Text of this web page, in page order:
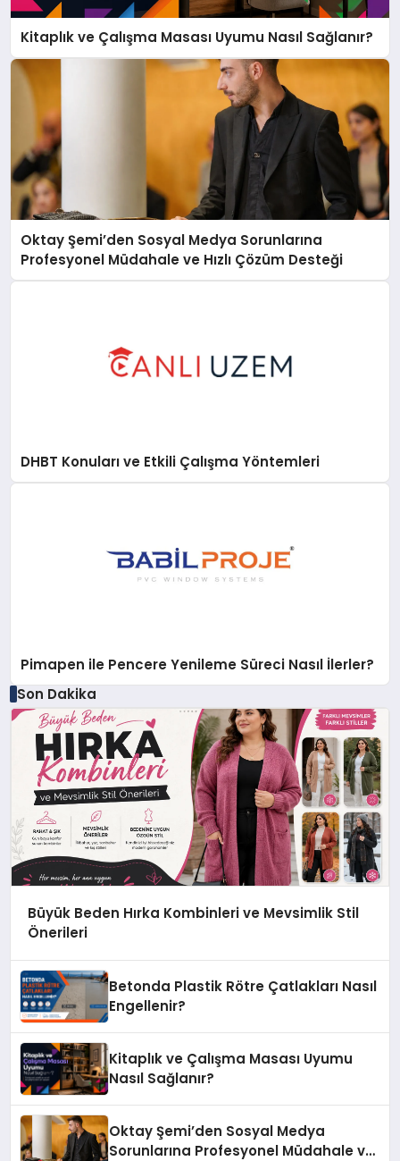
Kitaplık ve Çalışma Masası Uyumu Nasıl Sağlanır?
Oktay Şemi’den Sosyal Medya Sorunlarına
Profesyonel Müdahale ve Hızlı Çözüm Desteği
DHBT Konuları ve Etkili Çalışma Yöntemleri
Pimapen ile Pencere Yenileme Süreci Nasıl İlerler?
Son Dakika
Büyük Beden Hırka Kombinleri ve Mevsimlik Stil
Önerileri
Betonda Plastik Rötre Çatlakları Nasıl
Engellenir?
Kitaplık ve Çalışma Masası Uyumu
Nasıl Sağlanır?
Oktay Şemi’den Sosyal Medya
Sorunlarına Profesyonel Müdahale ve